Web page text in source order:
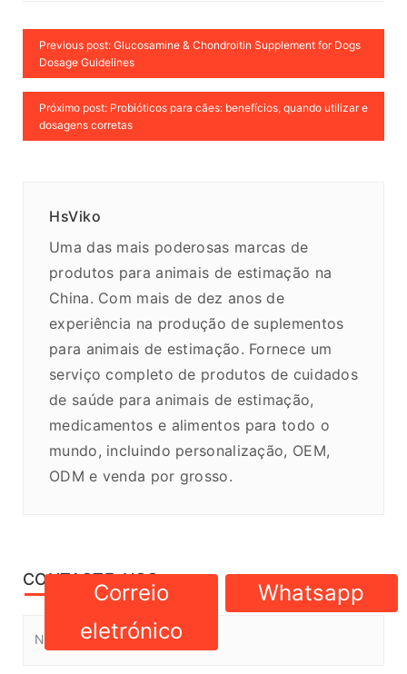
Previous post: Glucosamine & Chondroitin Supplement for Dogs
Dosage Guidelines
Próximo post: Probióticos para cães: benefícios, quando utilizar e
dosagens corretas
HsViko
Uma das mais poderosas marcas de
produtos para animais de estimação na
China. Com mais de dez anos de
experiência na produção de suplementos
para animais de estimação. Fornece um
serviço completo de produtos de cuidados
de saúde para animais de estimação,
medicamentos e alimentos para todo o
mundo, incluindo personalização, OEM,
ODM e venda por grosso.
CONTACTE-NOS
Correio
eletrónico
Whatsapp